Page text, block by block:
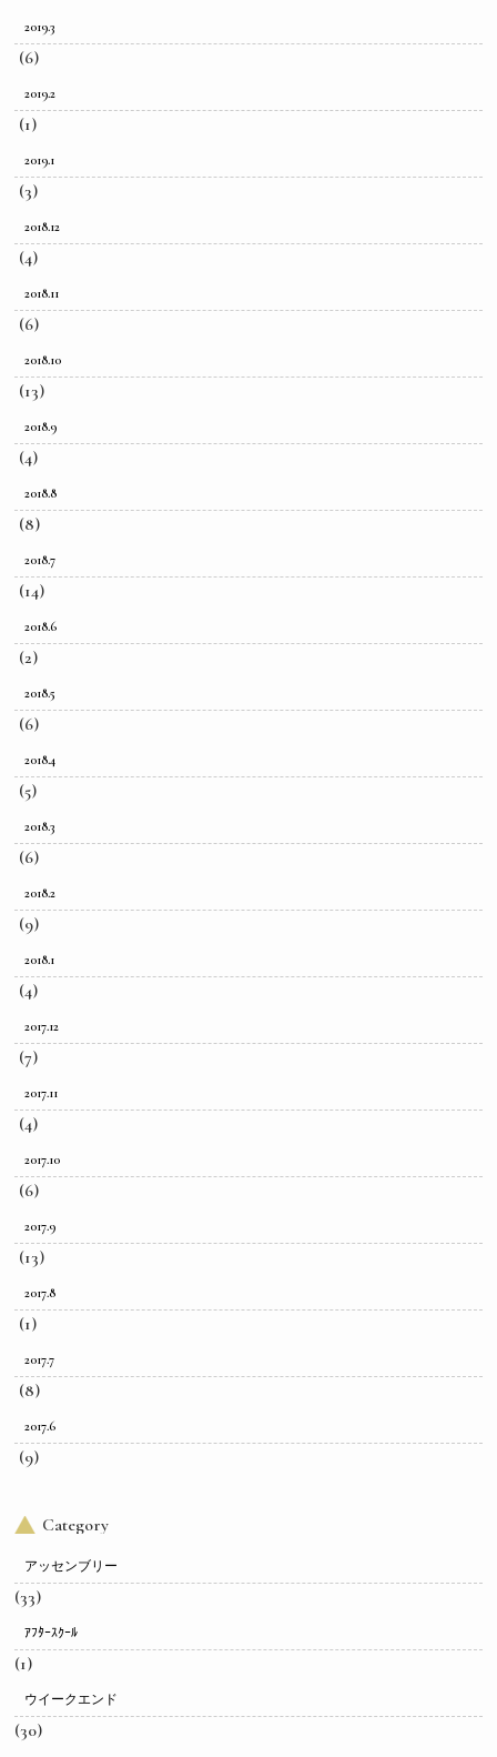
2019.3
(6)
2019.2
(1)
2019.1
(3)
2018.12
(4)
2018.11
(6)
2018.10
(13)
2018.9
(4)
2018.8
(8)
2018.7
(14)
2018.6
(2)
2018.5
(6)
2018.4
(5)
2018.3
(6)
2018.2
(9)
2018.1
(4)
2017.12
(7)
2017.11
(4)
2017.10
(6)
2017.9
(13)
2017.8
(1)
2017.7
(8)
2017.6
(9)
Category
アッセンブリー
(33)
ｱﾌﾀｰｽｸｰﾙ
(1)
ウイークエンド
(30)